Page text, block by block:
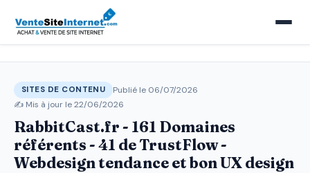
SITES DE CONTENU
Publié le 06/07/2026
✍️ Mis à jour le22/06/2026
RabbitCast.fr - 161 Domaines
référents - 41 de TrustFlow -
Webdesign tendance et bon UX design